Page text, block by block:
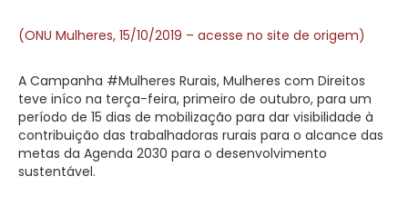
(ONU Mulheres, 15/10/2019 – acesse no site de origem)
A Campanha #Mulheres Rurais, Mulheres com Direitos
teve iníco na terça-feira, primeiro de outubro, para um
período de 15 dias de mobilização para dar visibilidade à
contribuição das trabalhadoras rurais para o alcance das
metas da Agenda 2030 para o desenvolvimento
sustentável.